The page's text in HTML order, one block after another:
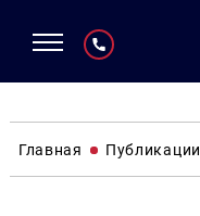
Главная Публикации